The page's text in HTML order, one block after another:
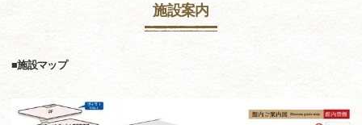
施設案内
■施設マップ